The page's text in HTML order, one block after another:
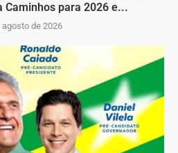
Caminhos para 2026 e...
agosto de 2026